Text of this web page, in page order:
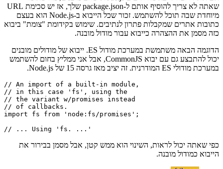
סכימת URL עבור מודולים מובנים
אם אתה רוצה לייבא מודולים ב-Node.js שהם מובנים, מה שאומר
שאתה לא צריך להוסיף אותם ל-package.json שלך, אז יש סכימת URL
מיוחדת שבה תוכל להשתמש. זכור שכל הייבוא ב-Node.js הוא בעצם
כתובות אתרים שמקבלות פתרון לנתיבים. שימוש בקידומת "צומת" ביבוא
כזה מסמן את ההצהרה כייבוא עבור מודול מובנה.
הדוגמה הבאה משתמשת במערכת מודול ES. ייבוא של מודולים מובנים
יכול להתבצע גם עם יבוא CommonJS, אבל אני ממליץ בחום להשתמש
// in this case 'fs', using the
// of callbacks.